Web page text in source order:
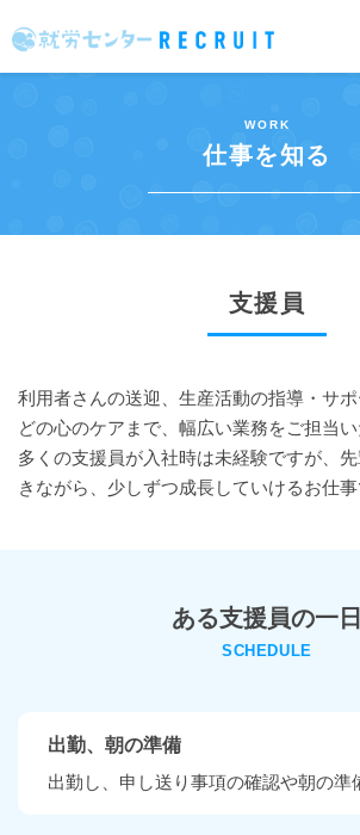
WORK
仕事を知る
支援員
利用者さんの送迎、生産活動の指導・サ
どの心のケアまで、幅広い業務をご担当い
多くの支援員が入社時は未経験ですが、
きながら、少しずつ成長していけるお仕事
ある支援員の一日
SCHEDULE
出勤、朝の準備
出勤し、申し送り事項の確認や朝の準